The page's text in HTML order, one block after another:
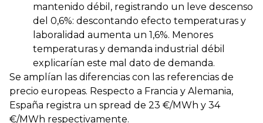
mantenido débil, registrando un leve descenso
del 0,6%: descontando efecto temperaturas y
laboralidad aumenta un 1,6%. Menores
temperaturas y demanda industrial débil
explicarían este mal dato de demanda.
Se amplían las diferencias con las referencias de
precio europeas. Respecto a Francia y Alemania,
España registra un spread de 23 €/MWh y 34
€/MWh respectivamente.